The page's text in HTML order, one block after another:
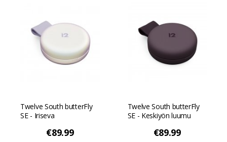
Twelve South butterFly
SE - Iriseva
€89.99
Twelve South butterFly
SE - Keskiyön luumu
€89.99